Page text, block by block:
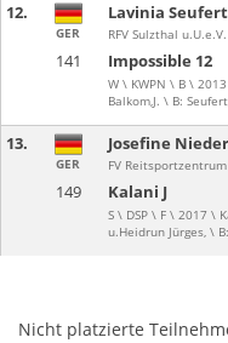
12.
141 Impossible 12
W \ KWPN \ B \
Balkom,J. \ B:
GER
Lavinia Seufert
RFV Sulzthal u.U.e.V.
13.
149 Kalani J
S \ DSP \ F \ 2017 \
u.Heidrun Jürges, \
GER
Josefine
FV
Nicht platzierte